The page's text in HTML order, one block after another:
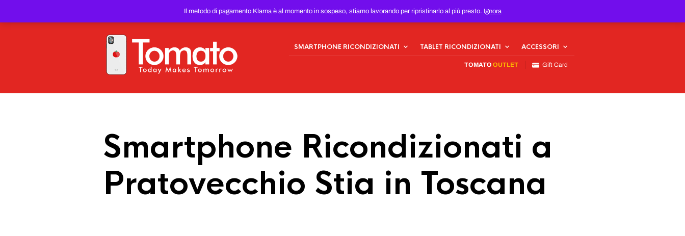
Il metodo di pagamento Klarna è al momento in sospeso, stiamo lavorando per ripristinarlo al più presto. Ignora
PREZZO DEL WEB!
SMARTPHONE RICONDIZIONATI TABLET RICONDIZIONATI ACCESSORI
TOMATO OUTLET Gift Card
Smartphone Ricondizionati a
Pratovecchio Stia in Toscana